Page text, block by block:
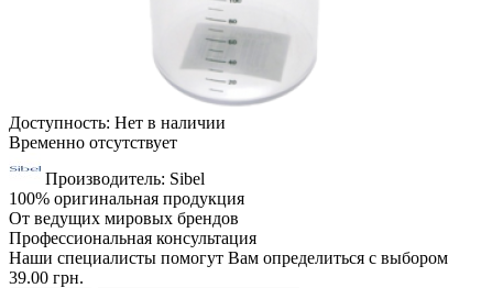
Доступность: Нет в наличии
Временно отсутствует
Производитель: Sibel
100% оригинальная продукция
От ведущих мировых брендов
Профессиональная консультация
Наши специалисты помогут Вам определиться с выбором
39.00 грн.